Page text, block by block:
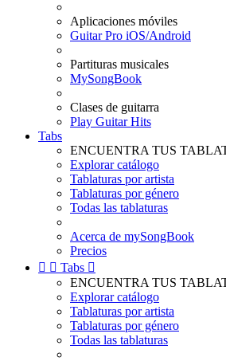
Aplicaciones móviles
Guitar Pro iOS/Android
Partituras musicales
MySongBook
Clases de guitarra
Play Guitar Hits
Tabs
ENCUENTRA TUS
Explorar catálogo
Tablaturas por artista
Tablaturas por género
Todas las tablaturas
Acerca de mySongBook
Precios
  Tabs 
ENCUENTRA TUS
Explorar catálogo
Tablaturas por artista
Tablaturas por género
Todas las tablaturas